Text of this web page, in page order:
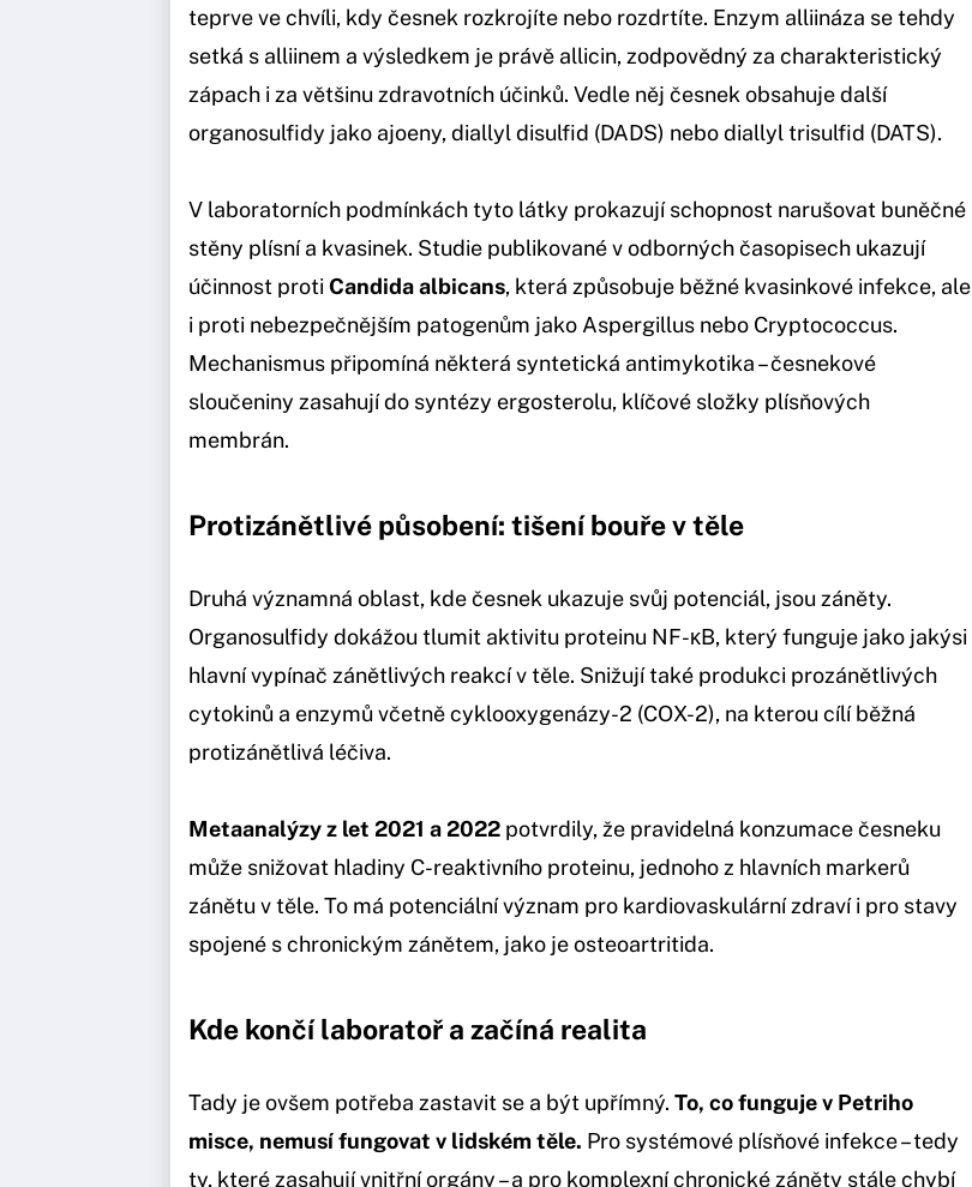
teprve ve chvíli, kdy česnek rozkrojíte nebo rozdrtíte. Enzym alliináza se tehdy
setká s alliinem a výsledkem je právě allicin, zodpovědný za charakteristický
zápach i za většinu zdravotních účinků. Vedle něj česnek obsahuje další
organosulfidy jako ajoeny, diallyl disulfid (DADS) nebo diallyl trisulfid (DATS).
V laboratorních podmínkách tyto látky prokazují schopnost narušovat buněčné
stěny plísní a kvasinek. Studie publikované v odborných časopisech ukazují
účinnost proti Candida albicans, která způsobuje běžné kvasinkové infekce, ale
i proti nebezpečnějším patogenům jako Aspergillus nebo Cryptococcus.
Mechanismus připomíná některá syntetická antimykotika – česnekové
sloučeniny zasahují do syntézy ergosterolu, klíčové složky plísňových
membrán.
Protizánětlivé působení: tišení bouře v těle
Druhá významná oblast, kde česnek ukazuje svůj potenciál, jsou záněty.
Organosulfidy dokážou tlumit aktivitu proteinu NF-κB, který funguje jako jakýsi
hlavní vypínač zánětlivých reakcí v těle. Snižují také produkci prozánětlivých
cytokinů a enzymů včetně cyklooxygenázy-2 (COX-2), na kterou cílí běžná
protizánětlivá léčiva.
Metaanalýzy z let 2021 a 2022 potvrdily, že pravidelná konzumace česneku
může snižovat hladiny C-reaktivního proteinu, jednoho z hlavních markerů
zánětu v těle. To má potenciální význam pro kardiovaskulární zdraví i pro stavy
spojené s chronickým zánětem, jako je osteoartritida.
Kde končí laboratoř a začíná realita
Tady je ovšem potřeba zastavit se a být upřímný. To, co funguje v Petriho
misce, nemusí fungovat v lidském těle. Pro systémové plísňové infekce – tedy
ty, které zasahují vnitřní orgány – a pro komplexní chronické záněty stále chybí